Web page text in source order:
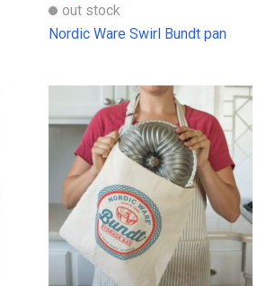
out stock
Nordic Ware Swirl Bundt pan